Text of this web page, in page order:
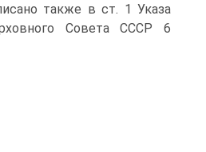
также в ст. 1 Указа
Совета СССР 6